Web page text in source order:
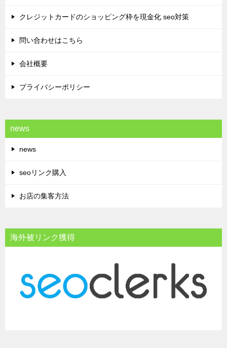
クレジットカードのショッピング枠を現金化 seo対策
問い合わせはこちら
会社概要
プライバシーポリシー
news
news
seoリンク購入
お店の集客方法
海外被リンク獲得